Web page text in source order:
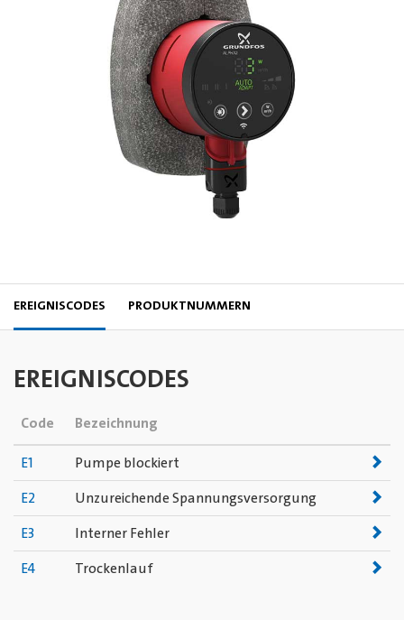
EREIGNISCODES PRODUKTNUMMERN
EREIGNISCODES
Code Bezeichnung
E1 Pumpe blockiert
E2 Unzureichende Spannungsversorgung
E3 Interner Fehler
E4 Trockenlauf